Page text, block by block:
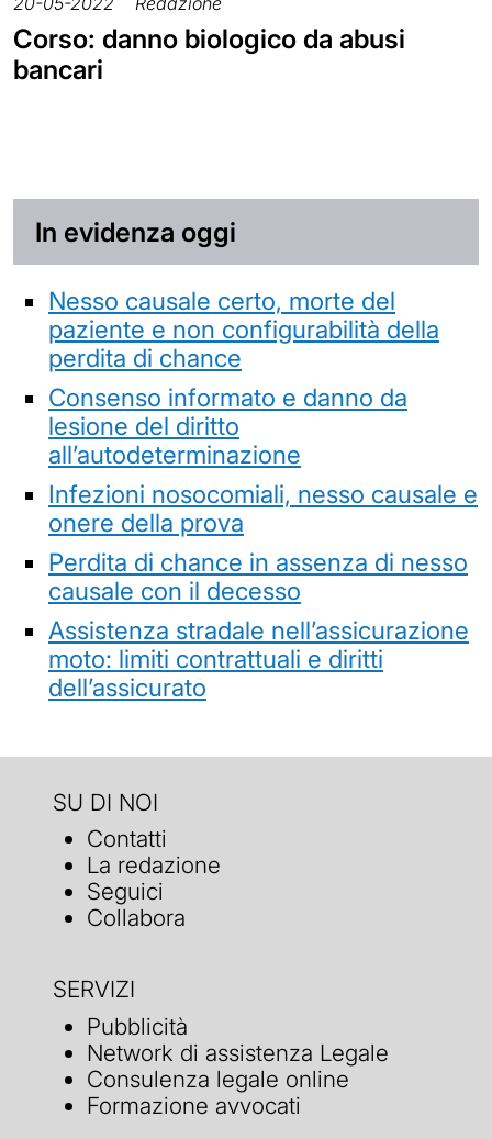
Corso: danno biologico da abusi
bancari
In evidenza oggi
Nesso causale certo, morte del
paziente e non configurabilità della
perdita di chance
Consenso informato e danno da
lesione del diritto
all’autodeterminazione
Infezioni nosocomiali, nesso causale e
onere della prova
Perdita di chance in assenza di nesso
causale con il decesso
Assistenza stradale nell’assicurazione
moto: limiti contrattuali e diritti
dell’assicurato
SU DI NOI
Contatti
La redazione
Seguici
Collabora
SERVIZI
Pubblicità
Network di assistenza Legale
Consulenza legale online
Formazione avvocati